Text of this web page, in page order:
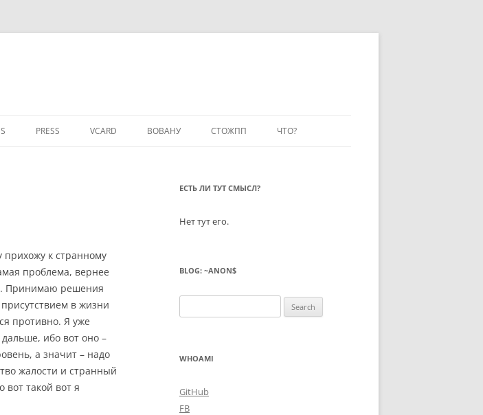
PRESS VCARD ВОВАНУ СТОЖПП ЧТО?
прихожу к странному
проблема, вернее
Принимаю решения
в жизни
противно. Я уже
ибо вот оно –
а значит – надо
жалости и странный
вот такой вот я
ЕСТЬ ЛИ ТУТ СМЫСЛ?
Нет тут его.
BLOG: ~ANON$
for:
WHOAMI
GitHub
FB